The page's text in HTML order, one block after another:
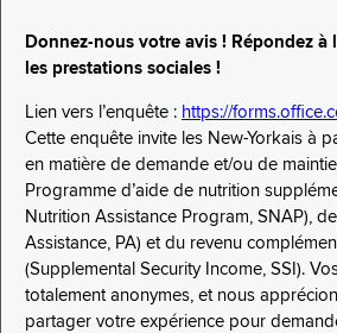
Donnez-nous votre avis ! Répondez à
les prestations sociales !
Lien vers l’enquête : https://
Cette enquête invite les New-Yorkais à
en matière de demande et/ou de
Programme d’aide de nutrition
Nutrition Assistance Program, SNAP),
Assistance, PA) et du revenu
(Supplemental Security Income, SSI).
totalement anonymes, et nous
partager votre expérience pour